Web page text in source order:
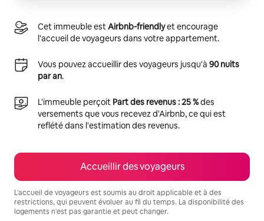
Cet immeuble estAirbnb-friendlyet encourage
l'accueil de voyageurs dans votre appartement.
Vous pouvez accueillir des voyageurs jusqu'à 90 nuits
par an.
L'immeuble perçoit Part des revenus : 25 %des
versements que vous recevez d'Airbnb, ce qui est
reflété dans l'estimation des revenus.
Accueillir des voyageurs
L'accueil de voyageurs est soumis au droit applicable et à des
restrictions, qui peuvent évoluer au fil du temps. La disponibilité des
logements n'est pas garantie et peut changer.